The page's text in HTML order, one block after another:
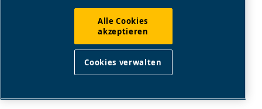
Branchenexperten.
Serviceleistungen
Alle Cookies
akzeptieren
Cookies verwalten